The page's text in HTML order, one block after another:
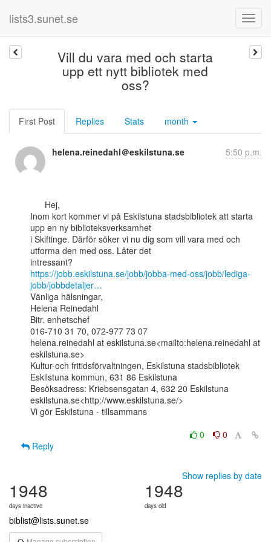
lists3.sunet.se
Vill du vara med och starta
upp ett nytt bibliotek med
oss?
First Post Replies Stats month
helena.reinedahl＠eskilstuna.se 5:50 p.m.
Inom kort kommer vi på Eskilstuna stadsbibliotek att starta
upp en ny biblioteksverksamhet
i Skiftinge. Därför söker vi nu dig som vill vara med och
utforma den med oss. Låter det
https://jobb.eskilstuna.se/jobb/jobba-med-oss/jobb/lediga-
jobb/jobbdetaljer…
Vänliga hälsningar,
Helena Reinedahl
Bitr. enhetschef
016-710 31 70, 072-977 73 07
helena.reinedahl at eskilstuna.se<mailto:helena.reinedahl at
eskilstuna.se>
Kultur-och fritidsförvaltningen, Eskilstuna stadsbibliotek
Eskilstuna kommun, 631 86 Eskilstuna
Besöksadress: Kriebsensgatan 4, 632 20 Eskilstuna
eskilstuna.se<http://www.eskilstuna.se/>
Vi gör Eskilstuna - tillsammans
0
0
Reply
Show replies by date
1948
days inactive
1948
days old
biblist@lists.sunet.se